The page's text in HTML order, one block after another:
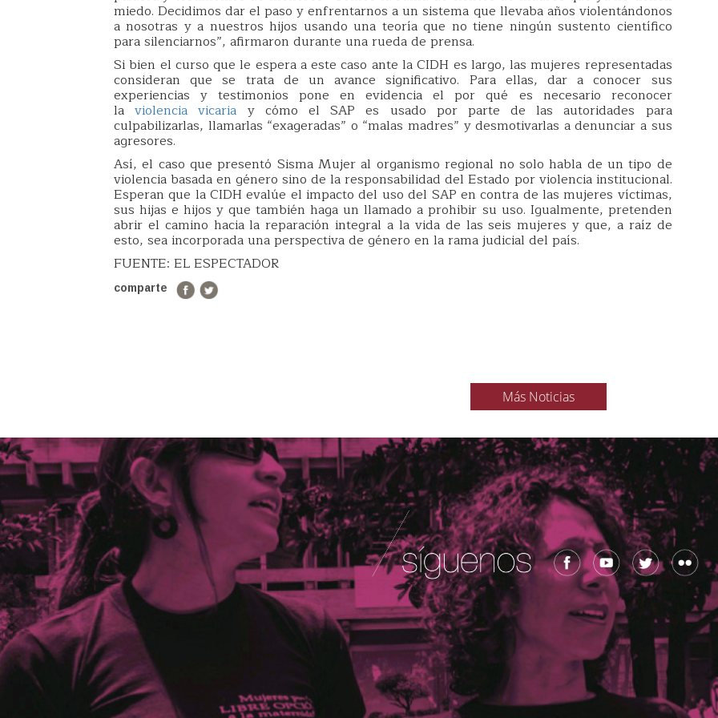
miedo. Decidimos dar el paso y enfrentarnos a un sistema que llevaba años violentándonos
a nosotras y a nuestros hijos usando una teoría que no tiene ningún sustento científico
para silenciarnos”, afirmaron durante una rueda de prensa.
Si bien el curso que le espera a este caso ante la CIDH es largo, las mujeres representadas
consideran que se trata de un avance significativo. Para ellas, dar a conocer sus
experiencias y testimonios pone en evidencia el por qué es necesario reconocer
la violencia vicaria y cómo el SAP es usado por parte de las autoridades para
culpabilizarlas, llamarlas “exageradas” o “malas madres” y desmotivarlas a denunciar a sus
agresores.
Así, el caso que presentó Sisma Mujer al organismo regional no solo habla de un tipo de
violencia basada en género sino de la responsabilidad del Estado por violencia institucional.
Esperan que la CIDH evalúe el impacto del uso del SAP en contra de las mujeres víctimas,
sus hijas e hijos y que también haga un llamado a prohibir su uso. Igualmente, pretenden
abrir el camino hacia la reparación integral a la vida de las seis mujeres y que, a raíz de
esto, sea incorporada una perspectiva de género en la rama judicial del país.
FUENTE: EL ESPECTADOR
comparte
Más Noticias